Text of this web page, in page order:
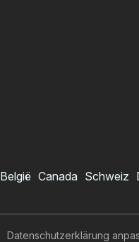
België Canada Schweiz
Datenschutzerklärung